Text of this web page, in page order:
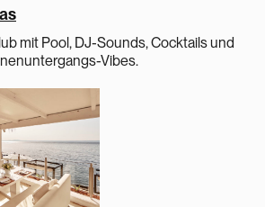
mit Pool, DJ-Sounds, Cocktails und
Vibes.